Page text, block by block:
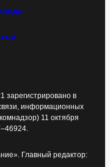
зарегистрировано в
информационных
11 октября
Главный редактор: